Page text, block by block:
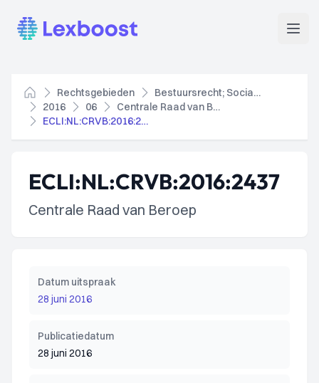
Lexboost
Home
Rechtsgebieden
Bestuursrecht; Socialezekerheidsrecht
2016
06
Centrale Raad van Beroep
ECLI:NL:CRVB:2016:2437
ECLI:NL:CRVB:2016:2437
Centrale Raad van Beroep
Datum uitspraak
28 juni 2016
Publicatiedatum
28 juni 2016